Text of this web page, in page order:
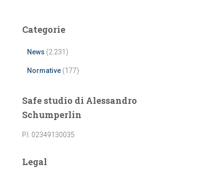
Categorie
News (2.231)
Normative (177)
Safe studio di Alessandro
Schumperlin
P.I. 02349130035
Legal